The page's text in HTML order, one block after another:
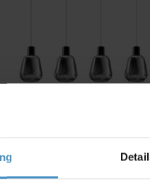
HANGLAMP GARY - 5
ZWART - FUMÉ - 05-